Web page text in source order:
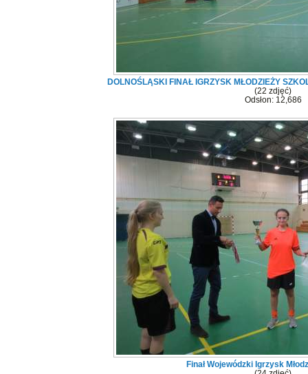
DOLNOŚLĄSKI FINAŁ IGRZYSK MŁODZIEŻY
(22 zdjęć)
Odsłon: 12,686
Finał Wojewódzki Igrzysk